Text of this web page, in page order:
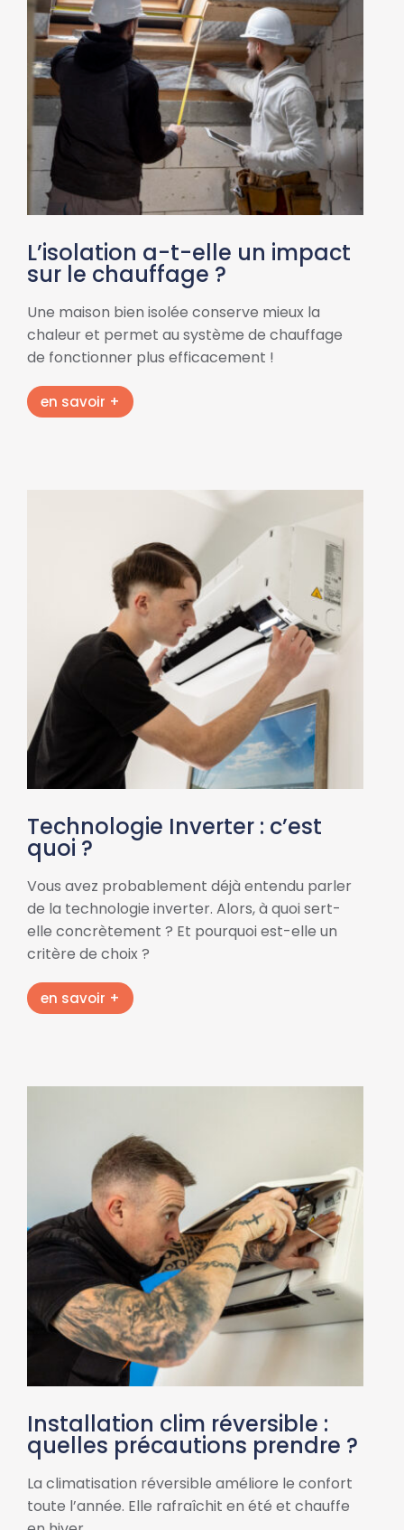
L’isolation a-t-elle un impact
sur le chauffage ?
Une maison bien isolée conserve mieux la
chaleur et permet au système de chauffage
de fonctionner plus efficacement !
en savoir +
Technologie Inverter : c’est
quoi ?
Vous avez probablement déjà entendu parler
de la technologie inverter. Alors, à quoi sert-
elle concrètement ? Et pourquoi est-elle un
critère de choix ?
en savoir +
Installation clim réversible :
quelles précautions prendre ?
La climatisation réversible améliore le confort
toute l’année. Elle rafraîchit en été et chauffe